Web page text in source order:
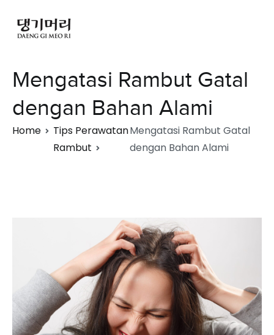
Mengatasi Rambut Gatal
dengan Bahan Alami
Home
Tips Perawatan
Rambut
Mengatasi Rambut Gatal
dengan Bahan Alami